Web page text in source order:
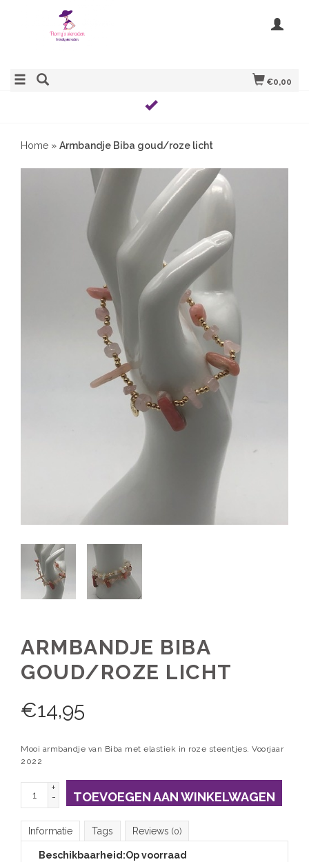
€0,00
Home » Armbandje Biba goud/roze licht
ARMBANDJE BIBA
GOUD/ROZE LICHT
€14,95
Mooi armbandje van Biba met elastiek in roze steentjes. Voorjaar
2022
+
-
TOEVOEGEN AAN WINKELWAGEN
Informatie Tags Reviews (0)
Beschikbaarheid:Op voorraad